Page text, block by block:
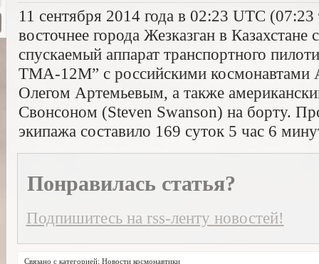
11 сентября 2014 года в 02:23 UTC
восточнее города Жезказган в
спускаемый аппарат транспортного
ТМА-12М” с российскими космонавтами
Олегом Артемьевым, а также
Свонсоном (Steven Swanson) на борту.
экипажа составило 169 суток 5 час 6
Понравилась статья?
Подпишитесь на rss-ленту новостей!
Связано с категорией: Новости космонавтики